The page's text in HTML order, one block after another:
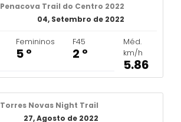
Penacova Trail do Centro 2022
04, Setembro de 2022
Femininos
5 º
F45
2 º
Méd.
km/h
5.86
Torres Novas Night Trail
27, Agosto de 2022